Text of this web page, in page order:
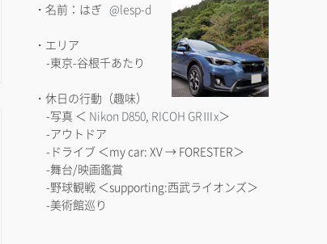
・名前：はぎ @lesp-d
・エリア
-東京-谷根千あたり
・休日の行動（趣味）
-写真 ＜ Nikon D850, RICOH GRⅢx＞
-アウトドア
-ドライブ ＜my car: XV → FORESTER＞
-舞台/映画鑑賞
-野球観戦 ＜supporting:西武ライオンズ＞
-美術館巡り